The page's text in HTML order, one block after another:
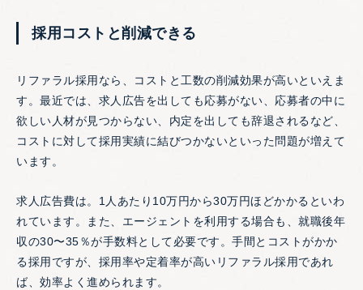
採用コストと削減できる
リファラル採用なら、コストと工数の削減効果が高いといえま
す。最近では、求人広告を出しても応募がない、応募者の中に
欲しい人材が見つからない、内定を出しても辞退されるなど、
コストに対して採用実績に結びつかないといった問題が増えて
います。
求人広告費は。1人あたり10万円から30万円ほどかかるといわ
れています。また、エージェントを利用する場合も、就職後年
収の30〜35％が手数料として必要です。手間とコストがかか
る採用ですが、採用率や定着率が高いリファラル採用であれ
ば、効率よく進められます。